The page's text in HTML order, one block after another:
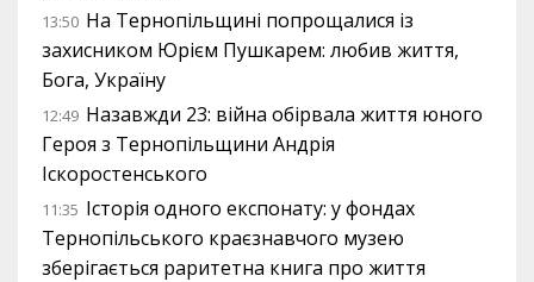
13:50 На Тернопільщині попрощалися із
захисником Юрієм Пушкарем: любив життя,
Бога, Україну
12:49 Назавжди 23: війна обірвала життя юного
Героя з Тернопільщини Андрія
Іскоростенського
11:35 Історія одного експонату: у фондах
Тернопільського краєзнавчого музею
зберігається раритетна книга про життя